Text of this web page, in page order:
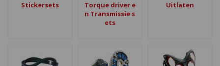
Stickersets
Torque driver e
n Transmissie s
ets
Uitlaten